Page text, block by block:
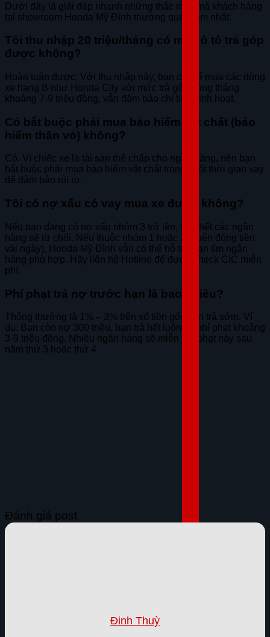
Dưới đây là giải đáp nhanh những thắc mắc mà khách hàng
tại showroom Honda Mỹ Đình thường quan tâm nhất:
Tôi thu nhập 20 triệu/tháng có mua ô tô trả góp
được không?
Hoàn toàn được. Với thu nhập này, bạn có thể mua các dòng
xe hạng B như Honda City với mức trả góp hàng tháng
khoảng 7-9 triệu đồng, vẫn đảm bảo chi tiêu sinh hoạt.
Có bắt buộc phải mua bảo hiểm vật chất (bảo
hiểm thân vỏ) không?
Có. Vì chiếc xe là tài sản thế chấp cho ngân hàng, nên bạn
bắt buộc phải mua bảo hiểm vật chất trong suốt thời gian vay
để đảm bảo rủi ro.
Tôi có nợ xấu có vay mua xe được không?
Nếu bạn đang có nợ xấu nhóm 3 trở lên, hầu hết các ngân
hàng sẽ từ chối. Nếu thuộc nhóm 1 hoặc 2 (quên đóng tiền
vài ngày), Honda Mỹ Đình vẫn có thể hỗ trợ bạn tìm ngân
hàng phù hợp. Hãy liên hệ Hotline để được check CIC miễn
phí.
Phí phạt trả nợ trước hạn là bao nhiêu?
Thông thường là 1% – 3% trên số tiền gốc bạn trả sớm. Ví
dụ: Bạn còn nợ 300 triệu, bạn trả hết luôn thì phí phạt khoảng
3-9 triệu đồng. Nhiều ngân hàng sẽ miễn phí phạt này sau
năm thứ 3 hoặc thứ 4.
Đánh giá post
Đinh Thuỳ